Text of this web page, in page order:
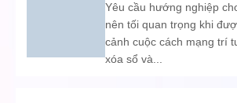
Yêu cầu hướng nghiệp
nên tối quan trọng khi
cảnh cuộc cách mạng trí
xóa sổ và...